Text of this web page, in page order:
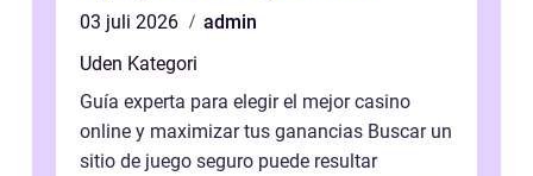
03 juli 2026
admin
Uden Kategori
Guía experta para elegir el mejor casino
online y maximizar tus ganancias Buscar un
sitio de juego seguro puede resultar